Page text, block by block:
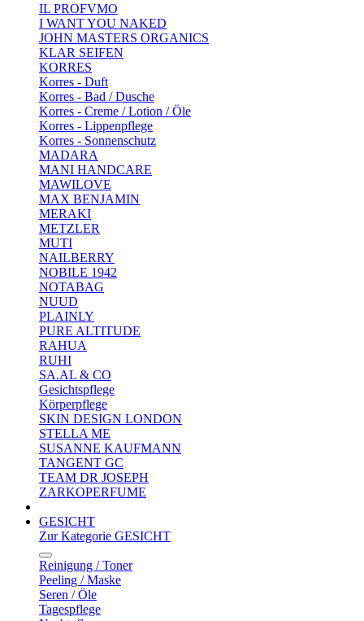
IL PROFVMO
I WANT YOU NAKED
JOHN MASTERS ORGANICS
KLAR SEIFEN
KORRES
Korres - Duft
Korres - Bad / Dusche
Korres - Creme / Lotion / Öle
Korres - Lippenpflege
Korres - Sonnenschutz
MADARA
MANI HANDCARE
MAWILOVE
MAX BENJAMIN
MERAKI
METZLER
MUTI
NAILBERRY
NOBILE 1942
NOTABAG
NUUD
PLAINLY
PURE ALTITUDE
RAHUA
RUHI
SA.AL & CO
Gesichtspflege
Körperpflege
SKIN DESIGN LONDON
STELLA ME
SUSANNE KAUFMANN
TANGENT GC
TEAM DR JOSEPH
ZARKOPERFUME
GESICHT
Zur Kategorie GESICHT
Reinigung / Toner
Peeling / Maske
Seren / Öle
Tagespflege